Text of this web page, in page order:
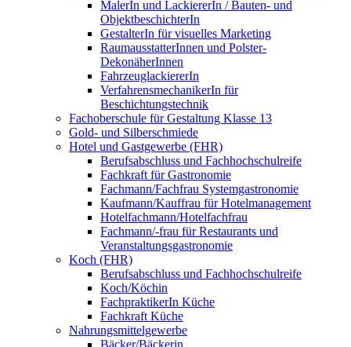
MalerIn und LackiererIn / Bauten- und
ObjektbeschichterIn
GestalterIn für visuelles Marketing
RaumausstatterInnen und Polster-
DekonäherInnen
FahrzeuglackiererIn
VerfahrensmechanikerIn für
Beschichtungstechnik
Fachoberschule für Gestaltung Klasse 13
Gold- und Silberschmiede
Hotel und Gastgewerbe (FHR)
Berufsabschluss und Fachhochschulreife
Fachkraft für Gastronomie
Fachmann/Fachfrau Systemgastronomie
Kaufmann/Kauffrau für Hotelmanagement
Hotelfachmann/Hotelfachfrau
Fachmann/-frau für Restaurants und
Veranstaltungsgastronomie
Koch (FHR)
Berufsabschluss und Fachhochschulreife
Koch/Köchin
FachpraktikerIn Küche
Fachkraft Küche
Nahrungsmittelgewerbe
Bäcker/Bäckerin